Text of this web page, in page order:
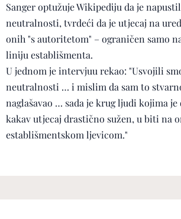
Sanger optužuje Wikipediju da je
neutralnosti, tvrdeći da je utjecaj na
onih "s autoritetom" – ograničen samo
liniju establišmenta.
U jednom je intervjuu rekao: "Usvojili
neutralnosti … i mislim da sam to
naglašavao … sada je krug ljudi kojima
kakav utjecaj drastično sužen, u biti na
establišmentskom ljevicom."